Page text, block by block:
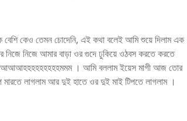
বেশি কেও তেমন চোদেনি, এই কথা বলেই আমি শুয়ে দিলাম এক
নিজে আমার বাড়া ওর গুদে ঢুকিয়ে ওঠবস করতে করতে
। আমি বললাম ইয়েস মাগী আজ তোর
লাগলাম আর দুই হাতে ওর দুই মাই টিপতে লাগলাম ।